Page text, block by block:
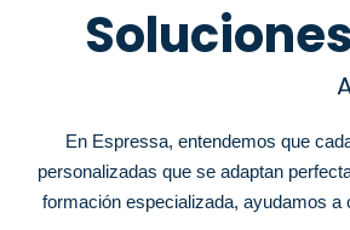
En Espressa, entendemos que
personalizadas que se adaptan
formación especializada, ayudamos a